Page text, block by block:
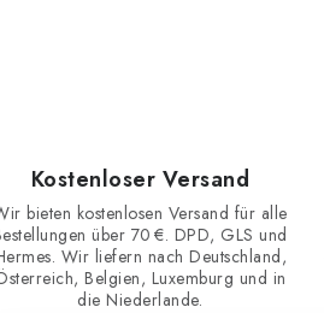
Kostenloser Versand
bieten kostenlosen Versand für alle
über 70 €. DPD, GLS und
Wir liefern nach Deutschland,
Belgien, Luxemburg und in
die Niederlande.